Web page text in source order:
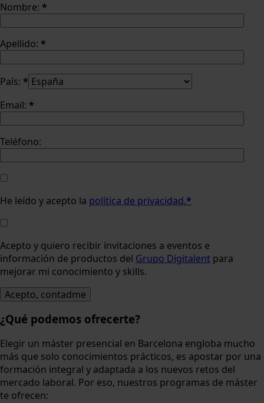
Nombre: *
Apellido: *
País: *
Email: *
Teléfono:
He leído y acepto la política de privacidad.*
Acepto y quiero recibir invitaciones a eventos e
información de productos del Grupo Digitalent para
mejorar mi conocimiento y skills.
¿Qué podemos ofrecerte?
Elegir un máster presencial en Barcelona engloba mucho
más que solo conocimientos prácticos, es apostar por una
formación integral y adaptada a los nuevos retos del
mercado laboral. Por eso, nuestros programas de máster
te ofrecen: